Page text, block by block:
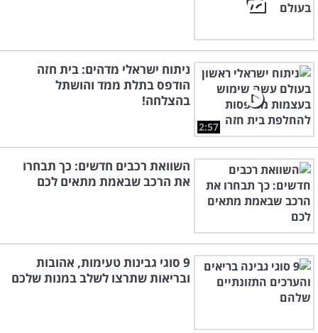
2:57
ניתוח ישראלי מדהים: בית חזה
הודפס בתלת ממד והושתל
בהצלחה!
השוואת רכבים חדשים: כך תבחרו
את הרכב שבאמת מתאים לכם
9 סוגי גבינות טעימות, אהובות
ובריאות שתרצו לשלב במנות שלכם